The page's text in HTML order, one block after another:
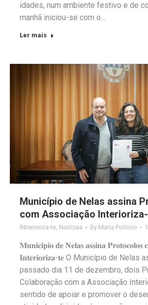
idades, num ambiente festivo e de
manhã iniciou-se com o…
Ler mais
Município de Nelas assina
com Associação
INterioriza-te, Notícias By Maria Polónio
𝐌𝐮𝐧𝐢𝐜𝐢́𝐩𝐢𝐨 𝐝𝐞 𝐍𝐞𝐥𝐚𝐬 𝐚𝐬𝐬𝐢𝐧𝐚 𝐏𝐫𝐨𝐭𝐨𝐜𝐨𝐥𝐨𝐬
𝐈𝐧𝐭𝐞𝐫𝐢𝐨𝐫𝐢𝐳𝐚-𝐭𝐞 O Município de Nelas
passado dia 11 de dezembro, dois
Colaboração com a Associação
sentido de apoiar e promover o